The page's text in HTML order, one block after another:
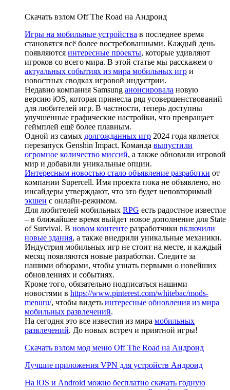
Скачать взлом Off The Road на Андроид
Игры на мобильные устройства в последнее время
становятся всё более востребованными. Каждый день
появляются интересные проекты, которые удивляют
игроков со всего мира. В этой статье мы расскажем о
актуальных событиях из мира мобильных игр и
новостных сводках игровой индустрии.
Недавно компания Samsung анонсировала новую
версию iOS, которая принесла ряд усовершенствований
для любителей игр. В частности, теперь доступны
улучшенные графические настройки, что превращает
геймплей ещё более плавным.
Одной из самых долгожданных игр 2024 года является
перезапуск Genshin Impact. Команда выпустили
огромное количество миссий, а также обновили игровой
мир и добавили уникальные опции.
Интересным новостью стало объявление разработки от
компании Supercell. Имя проекта пока не объявлено, но
инсайдеры утверждают, что это будет неповторимый
экшен с онлайн-режимом.
Для любителей мобильных RPG есть радостное известие
– в ближайшее время выйдет новое дополнение для State
of Survival. В новом контенте разработчики включили
новые здания, а также внедрили уникальные механики.
Индустрия мобильных игр не стоит на месте, и каждый
месяц появляются новые разработки. Следите за
нашими обзорами, чтобы узнать первыми о новейших
обновлениях и событиях.
Кроме того, обязательно подписаться нашими
новостями в https://www.pinterest.com/whitebac/mods-
menuru/, чтобы видеть интересные обновления из мира
мобильных развлечений.
На сегодня это все известия из мира мобильных
развлечений. До новых встреч и приятной игры!
Скачать взлом мод меню Off The Road на Андроид
Лучшие приложения VPN для устройств Андроид
На iOS и Android можно бесплатно скачать годную